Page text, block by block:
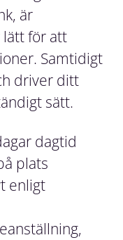
är
lätt för att
Samtidigt
driver ditt
sätt.
dagtid
plats
enligt